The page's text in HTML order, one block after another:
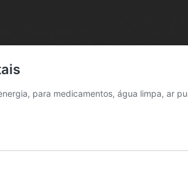
para medicamentos, água limpa, ar